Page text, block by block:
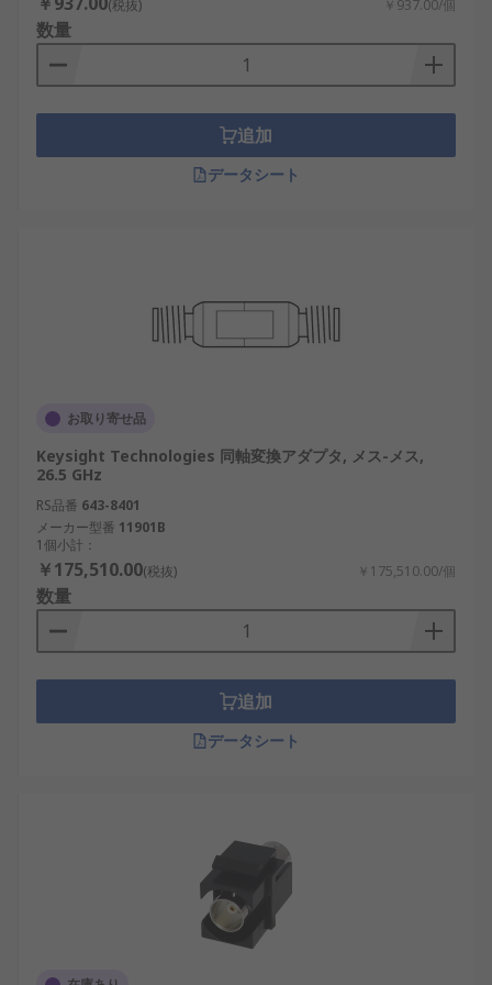
(税抜) ￥937.00/個
数量
追加
データシート
お取り寄せ品
Keysight Technologies 同軸変換アダプタ, メス-メス,
26.5 GHz
RS品番 643-8401
メーカー型番 11901B
1個小計：
￥175,510.00(税抜) ￥175,510.00/個
数量
追加
データシート